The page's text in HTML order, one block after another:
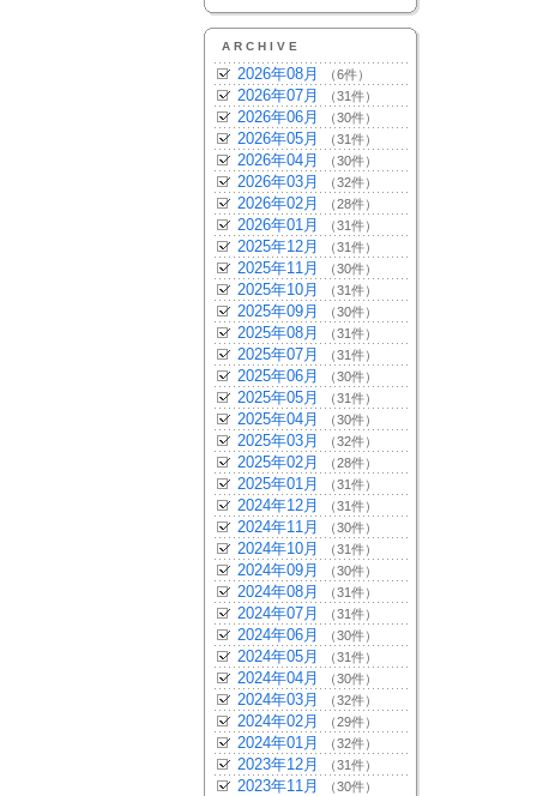
ARCHIVE
2026年08月 （6件）
2026年07月 （31件）
2026年06月 （30件）
2026年05月 （31件）
2026年04月 （30件）
2026年03月 （32件）
2026年02月 （28件）
2026年01月 （31件）
2025年12月 （31件）
2025年11月 （30件）
2025年10月 （31件）
2025年09月 （30件）
2025年08月 （31件）
2025年07月 （31件）
2025年06月 （30件）
2025年05月 （31件）
2025年04月 （30件）
2025年03月 （32件）
2025年02月 （28件）
2025年01月 （31件）
2024年12月 （31件）
2024年11月 （30件）
2024年10月 （31件）
2024年09月 （30件）
2024年08月 （31件）
2024年07月 （31件）
2024年06月 （30件）
2024年05月 （31件）
2024年04月 （30件）
2024年03月 （32件）
2024年02月 （29件）
2024年01月 （32件）
2023年12月 （31件）
2023年11月 （30件）